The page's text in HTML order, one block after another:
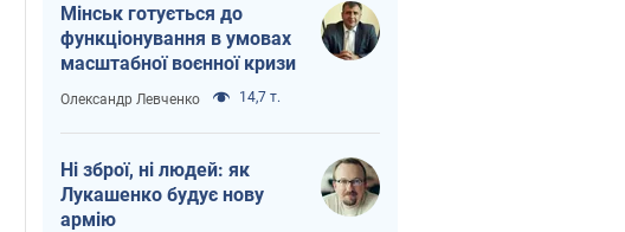
Мінськ готується до
функціонування в умовах
масштабної воєнної кризи
Олександр Левченко 14,7 т.
Ні зброї, ні людей: як
Лукашенко будує нову
армію